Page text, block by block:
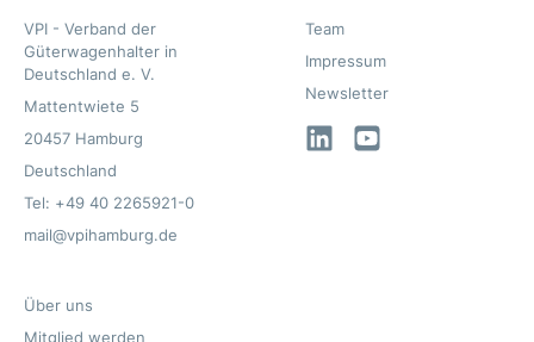
VPI - Verband der
Güterwagenhalter in
Deutschland e. V.
Mattentwiete 5
20457 Hamburg
Deutschland
Tel: +49 40 2265921-0
mail@vpihamburg.de
Team
Impressum
Newsletter
LinkedInYouTube
Über uns
Mitglied werden